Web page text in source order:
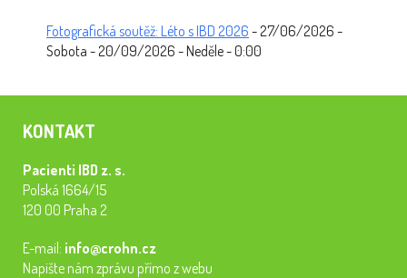
Fotografická soutěž: Léto s IBD 2026 - 27/06/2026 -
Sobota - 20/09/2026 - Neděle - 0:00
KONTAKT
Pacienti IBD z. s.
Polská 1664/15
120 00 Praha 2
E-mail: info@crohn.cz
Napište nám zprávu přímo z webu